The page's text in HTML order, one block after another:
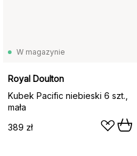
W magazynie
Royal Doulton
Kubek Pacific niebieski 6 szt.,
mała
389 zł